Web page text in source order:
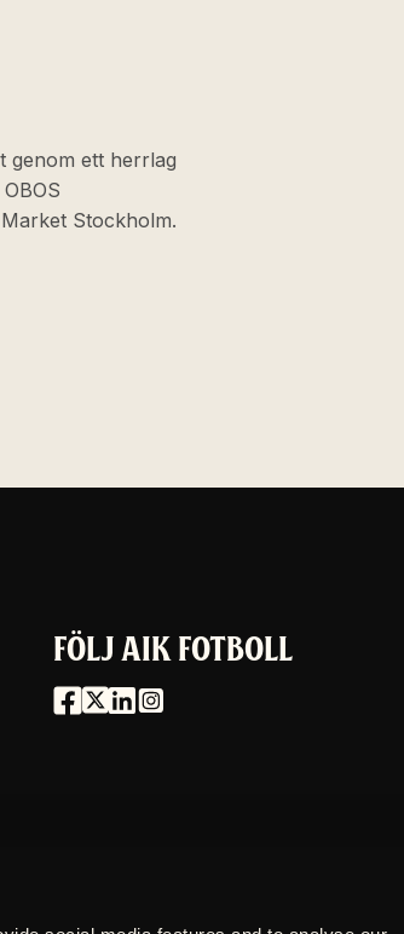
genom ett herrlag
Stockholm.
FÖLJ AIK FOTBOLL